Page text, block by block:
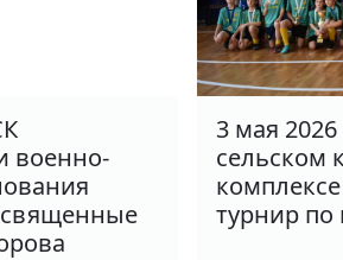
военно-
3 мая
сельском
турнир